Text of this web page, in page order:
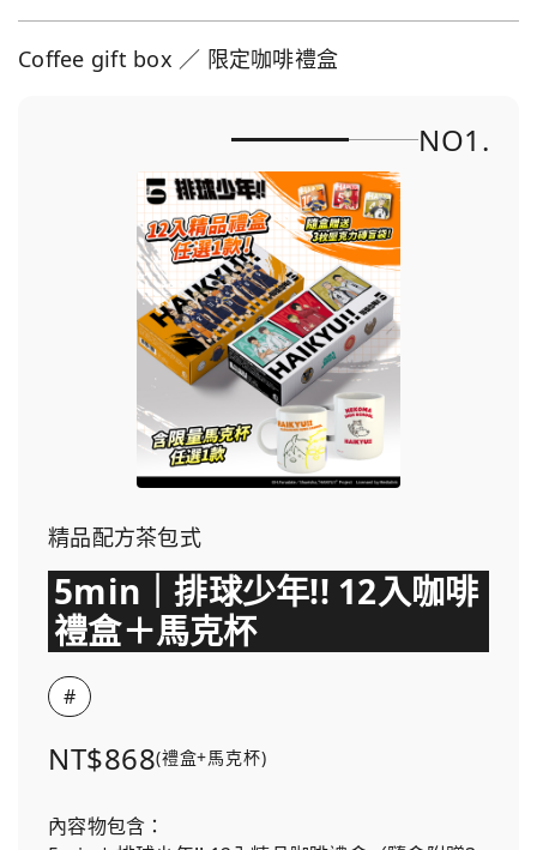
Coffee gift box ／ 限定咖啡禮盒
NO1.
精品配方茶包式
5min｜排球少年!! 12入咖啡
禮盒＋馬克杯
#
NT$868(禮盒+馬克杯)
內容物包含：